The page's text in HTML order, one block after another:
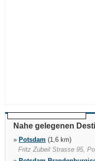
Nahe gelegenen
» Potsdam (1,6 km)
Fritz Zubeil Strasse 95,